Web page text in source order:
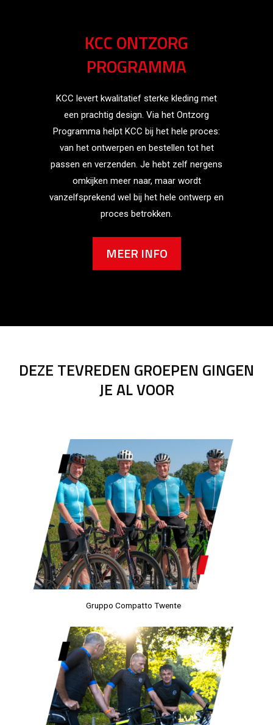
KCC ONTZORG
PROGRAMMA
KCC levert kwalitatief sterke kleding met
een prachtig design. Via het Ontzorg
Programma helpt KCC bij het hele proces:
van het ontwerpen en bestellen tot het
passen en verzenden. Je hebt zelf nergens
omkijken meer naar, maar wordt
vanzelfsprekend wel bij het hele ontwerp en
proces betrokken.
MEER INFO
DEZE TEVREDEN GROEPEN GINGEN
JE AL VOOR
Gruppo Compatto Twente